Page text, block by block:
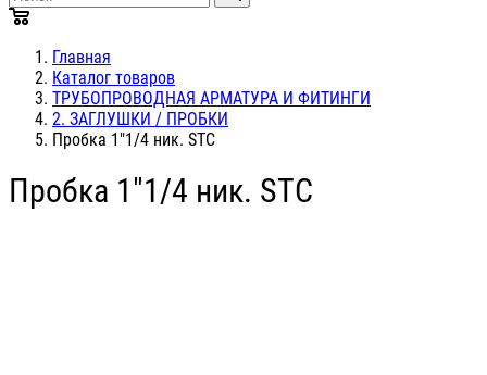
Главная
Каталог товаров
ТРУБОПРОВОДНАЯ АРМАТУРА И ФИТИНГИ
2. ЗАГЛУШКИ / ПРОБКИ
Пробка 1"1/4 ник. STC
Пробка 1"1/4 ник. STC